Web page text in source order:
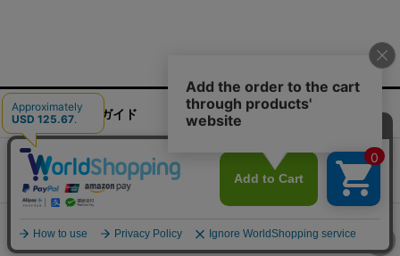
ご利用ガイド お問い合わせ 実店舗情報
運営会社
特定商取引法に基づく表記
プライバシーポリシー
ご利用規約
サイト内の文章、画像などの著作物は株式会社クラスカに属します。無断転載を禁止します。